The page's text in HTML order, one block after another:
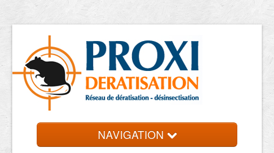
NAVIGATION